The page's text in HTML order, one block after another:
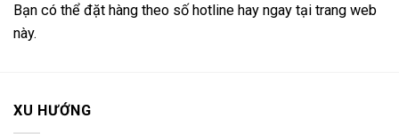
Bạn có thể đặt hàng theo số hotline hay ngay tại trang web
này.
XU HƯỚNG